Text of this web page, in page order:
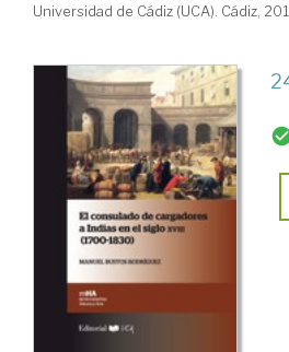
Universidad de Cádiz (UCA). Cádiz,